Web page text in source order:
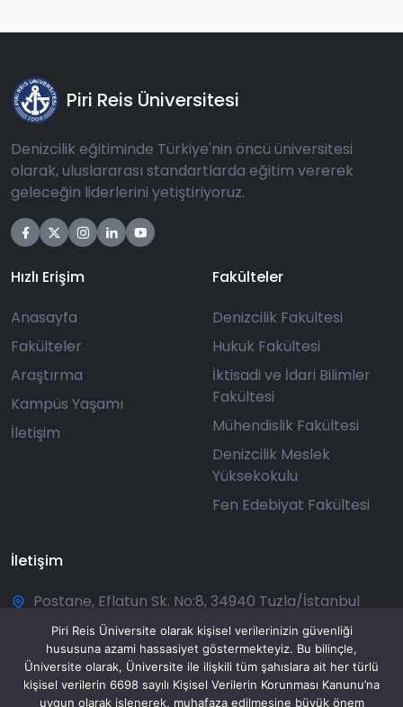
Piri Reis Üniversitesi
Denizcilik eğitiminde Türkiye'nin öncü üniversitesi
olarak, uluslararası standartlarda eğitim vererek
geleceğin liderlerini yetiştiriyoruz.
Hızlı Erişim
Anasayfa
Fakülteler
Araştırma
Kampüs Yaşamı
İletişim
Fakülteler
Denizcilik Fakültesi
Hukuk Fakültesi
İktisadi ve İdari Bilimler
Fakültesi
Mühendislik Fakültesi
Denizcilik Meslek
Yüksekokulu
Fen Edebiyat Fakültesi
İletişim
Postane, Eflatun Sk. No:8, 34940 Tuzla/İstanbul
+90 216 581 00 50
bilgi@pirireis.edu.tr
Pazartesi - Pazar: 08:30 - 20:00
Piri Reis Üniversite olarak kişisel verilerinizin güvenliği
hususuna azami hassasiyet göstermekteyiz. Bu bilinçle,
Üniversite olarak, Üniversite ile ilişkili tüm şahıslara ait her türlü
kişisel verilerin 6698 sayılı Kişisel Verilerin Korunması Kanunu’na
uygun olarak işlenerek, muhafaza edilmesine büyük önem